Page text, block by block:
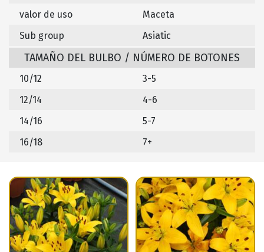
valor de uso
Maceta
Sub group
Asiatic
TAMAÑO DEL BULBO / NÚMERO DE BOTONES
10/12
3-5
12/14
4-6
14/16
5-7
16/18
7+